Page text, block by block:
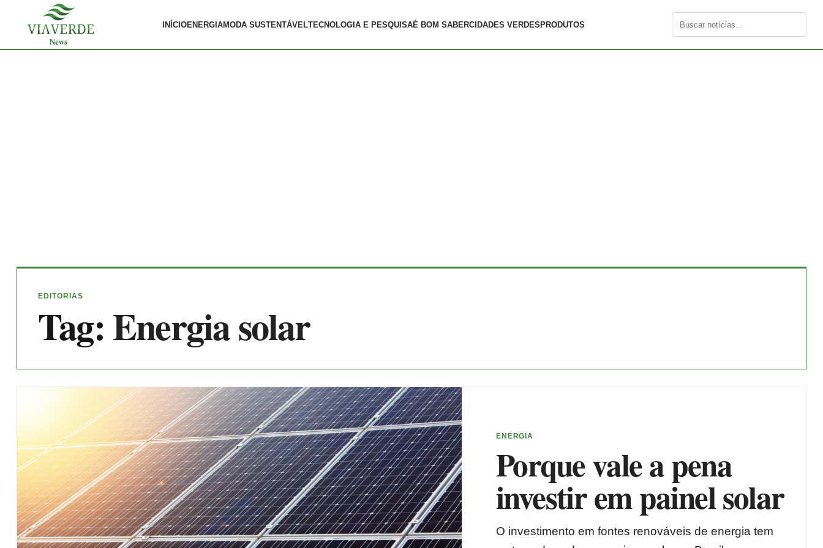
INÍCIOENERGIAMODA SUSTENTÁVELTECNOLOGIA E PESQUISAÉ BOM SABERCIDADES VERDES PRODUTOS
Buscar
EDITORIAS
Tag:Energia solar
ENERGIA
Porque vale a pena
investir em painel solar
O investimento em fontes renováveis de energia tem